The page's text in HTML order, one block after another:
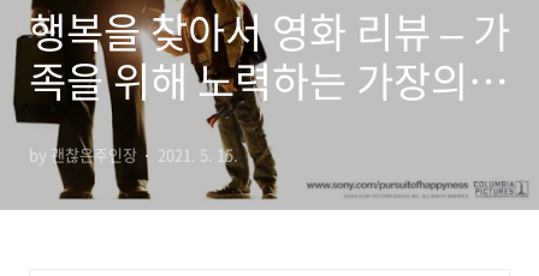
행복을 찾아서 영화 리뷰 – 가
족을 위해 노력하는 가장의
도전
by 괜찮은주인장 2021. 5. 15.